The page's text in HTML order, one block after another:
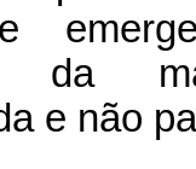
da
e não